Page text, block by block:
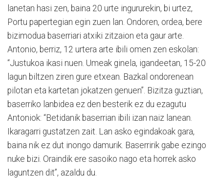
lanetan hasi zen, baina 20 urte ingururekin, bi urtez,
Portu papertegian egin zuen lan. Ondoren, ordea, bere
bizimodua baserriari atxiki zitzaion eta gaur arte.
Antonio, berriz, 12 urtera arte ibili omen zen eskolan:
“Justukoa ikasi nuen. Umeak ginela, igandeetan, 15-20
lagun biltzen ziren gure etxean. Bazkal ondorenean
pilotan eta kartetan jokatzen genuen”. Bizitza guztian,
baserriko lanbidea ez den besterik ez du ezagutu
Antoniok: “Betidanik baserrian ibili izan naiz lanean.
Ikaragarri gustatzen zait. Lan asko egindakoak gara,
baina nik ez dut inongo damurik. Baserririk gabe ezingo
nuke bizi. Oraindik ere sasoiko nago eta horrek asko
laguntzen dit”, azaldu du.